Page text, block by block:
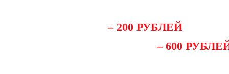
УТЕЧКИ ТОКА– 200 РУБЛЕЙ
ВЫЕЗД СПЕЦИАЛИСТА– 600